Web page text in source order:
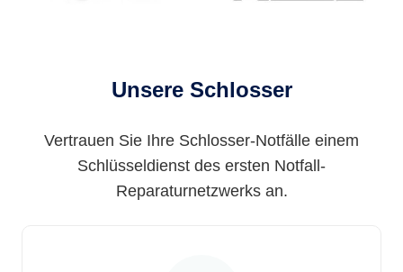
Unsere Schlosser
Vertrauen Sie Ihre Schlosser-Notfälle einem
Schlüsseldienst des ersten Notfall-
Reparaturnetzwerks an.